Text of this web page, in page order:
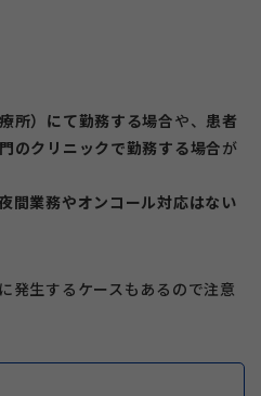
所）にて勤務する場合や、患者
のクリニックで勤務する場合が
間業務やオンコール対応はない
発生するケースもあるので注意